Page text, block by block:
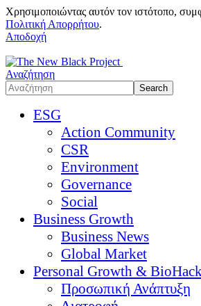
Χρησιμοποιώντας αυτόν τον ιστότοπο,
Πολιτική Απορρήτου.
Αποδοχή
Αναζήτηση
ESG
Action Community
CSR
Environment
Governance
Social
Business Growth
Business News
Global Market
Personal Growth &
Προσωπική Ανάπτυξη